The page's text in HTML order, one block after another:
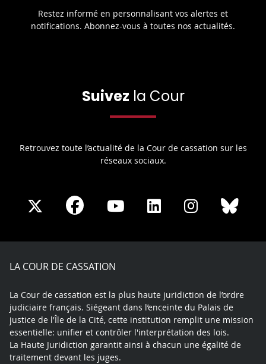
Restez informé en personnalisant vos alertes et
notifications. Abonnez-vous à toutes nos actualités.
Suivez la Cour
Retrouvez toute l’actualité de la Cour de cassation sur les
réseaux sociaux.
Share
X
Share
Facebook
Share
Youtube
Share
LinkedIn
Share
Instagram
LA COUR DE CASSATION
La Cour de cassation est la plus haute juridiction de l’ordre
judiciaire français. Siégeant dans l’enceinte du Palais de
justice de l'Île de la Cité, cette institution remplit une mission
essentielle: unifier et contrôler l'interprétation des lois.
La Haute Juridiction garantit ainsi à chacun une égalité de
traitement devant les juges.